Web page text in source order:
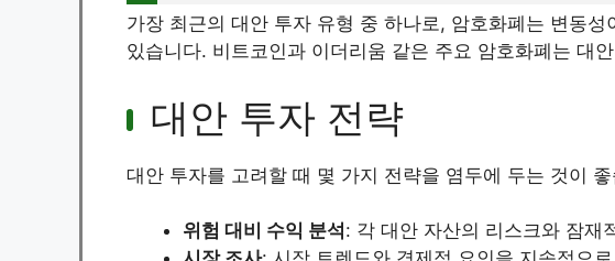
가장 최근의 대안 투자 유형 중 하나로, 암호화폐는 변동
있습니다. 비트코인과 이더리움 같은 주요 암호화폐는 대
대안 투자 전략
대안 투자를 고려할 때 몇 가지 전략을 염두에 두는 것이
위험 대비 수익 분석 : 각 대안 자산의 리스크와 잠재